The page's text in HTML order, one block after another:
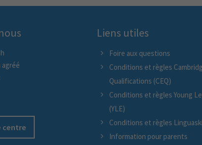
centre
Liens utiles
Foire aux questions
Conditions et règles
Qualifications (CEQ)
Conditions et règles Young
(YLE)
Conditions et règles
Information pour parents